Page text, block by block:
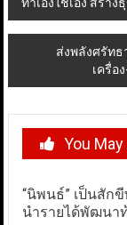
navigation
ทำเองใช้เอง สร้า
ส่งพลังศรัท
เครื่อ
You
“นิพนธ์” เป็นสัก
นำรายได้พัฒนา